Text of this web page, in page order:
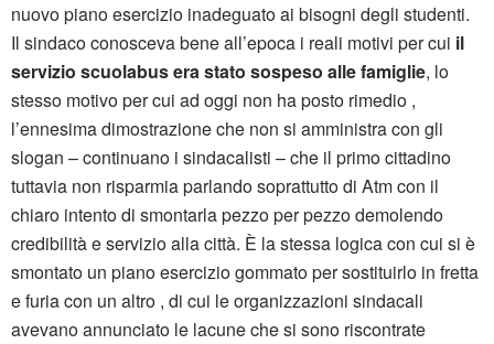
nuovo piano esercizio inadeguato ai bisogni degli studenti.
Il sindaco conosceva bene all’epoca i reali motivi per cui il
servizio scuolabus era stato sospeso alle famiglie, lo
stesso motivo per cui ad oggi non ha posto rimedio ,
l’ennesima dimostrazione che non si amministra con gli
slogan – continuano i sindacalisti – che il primo cittadino
tuttavia non risparmia parlando soprattutto di Atm con il
chiaro intento di smontarla pezzo per pezzo demolendo
credibilità e servizio alla città. È la stessa logica con cui si è
smontato un piano esercizio gommato per sostituirlo in fretta
e furia con un altro , di cui le organizzazioni sindacali
avevano annunciato le lacune che si sono riscontrate